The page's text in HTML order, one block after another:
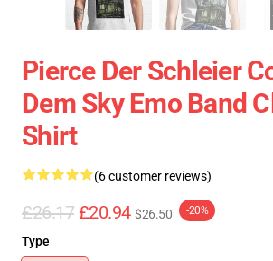
Pierce Der Schleier
Dem Sky Emo Band
Shirt
(6 customer reviews)
£26.17 £20.94 $26.50 -20%
Type